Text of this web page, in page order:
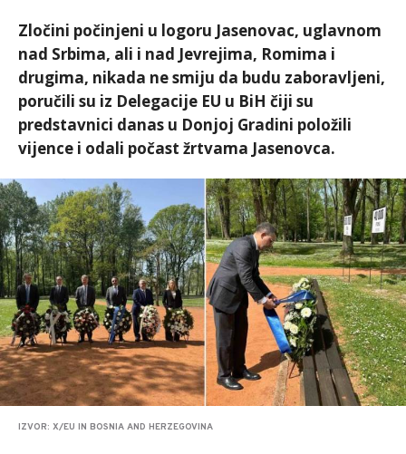
Zločini počinjeni u logoru Jasenovac, uglavnom
nad Srbima, ali i nad Jevrejima, Romima i
drugima, nikada ne smiju da budu zaboravljeni,
poručili su iz Delegacije EU u BiH čiji su
predstavnici danas u Donjoj Gradini položili
vijence i odali počast žrtvama Jasenovca.
IZVOR: X/EU IN BOSNIA AND HERZEGOVINA